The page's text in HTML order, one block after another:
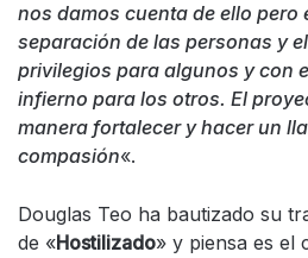
nos damos cuenta de ello pero
separación de las personas y
privilegios para algunos y con
infierno para los otros. El
manera fortalecer y hacer un
compasión«.
Douglas Teo ha bautizado su
de «Hostilizado» y piensa es el